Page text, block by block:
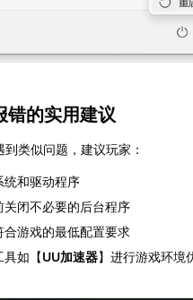
错的实用建议
到类似问题，建议玩家：
统和驱动程序
关闭不必要的后台程序
合游戏的最低配置要求
具如【UU加速器】进行游戏环境